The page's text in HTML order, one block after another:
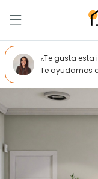
¿Te gusta
Te ayudamos